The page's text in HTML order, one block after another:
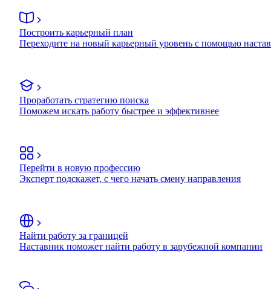
Построить карьерный план
Переходите на новый карьерный уровень с помощью
Проработать стратегию поиска
Поможем искать работу быстрее и эффективнее
Перейти в новую профессию
Эксперт подскажет, с чего начать смену направления
Найти работу за границей
Наставник поможет найти работу в зарубежной компании